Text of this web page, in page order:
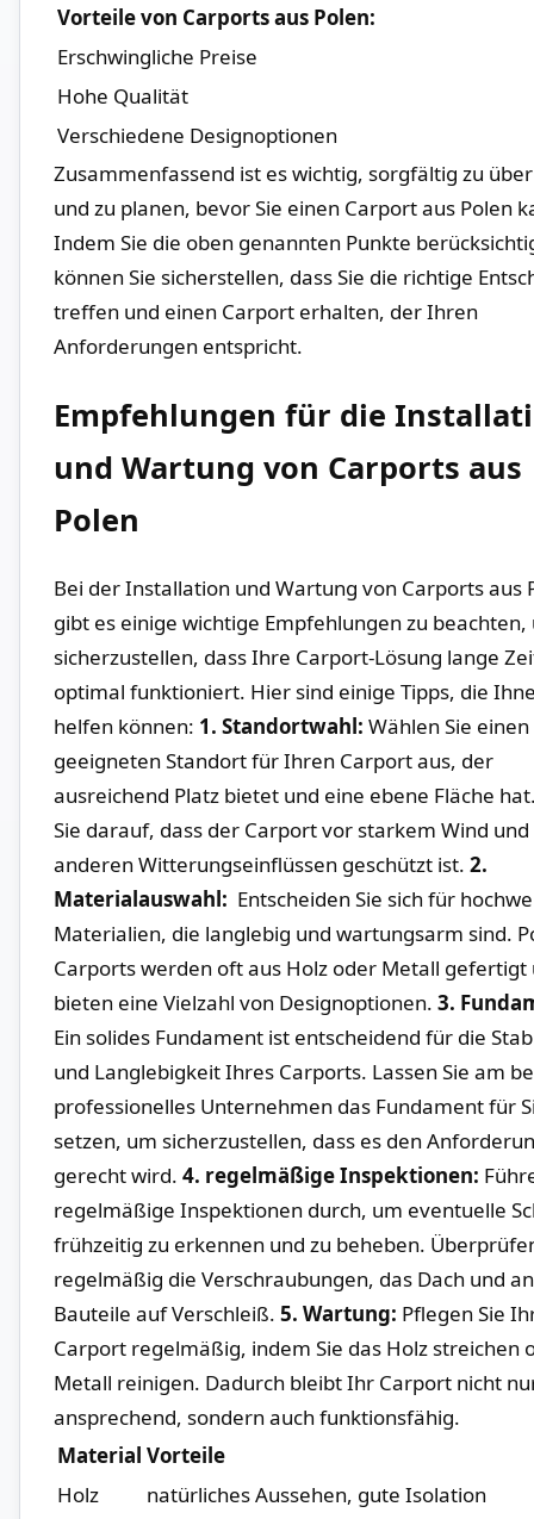
Vorteile von Carports aus Polen:
Erschwingliche Preise
Hohe Qualität
Verschiedene Designoptionen
Zusammenfassend ist ⁣es wichtig, sorgfältig zu
und zu planen, bevor Sie einen Carport ​aus Polen
Indem Sie die oben genannten Punkte
können Sie ‍sicherstellen, dass Sie die richtige
treffen und ⁣einen Carport erhalten, der Ihren
Anforderungen entspricht.
Empfehlungen für die
und Wartung ⁤von Carports aus⁢
Polen
Bei der Installation ⁢und‍ Wartung von Carports ⁣aus
gibt ⁤es einige wichtige Empfehlungen zu beachten,⁢
sicherzustellen, dass Ihre Carport-Lösung lange
optimal funktioniert. Hier sind ⁢einige Tipps, ​die
helfen ⁤können: 1. Standortwahl: ⁣Wählen Sie einen
geeigneten Standort für Ihren Carport aus, der
ausreichend Platz bietet und eine ebene Fläche
‍Sie darauf, ​dass der Carport vor starkem ⁣Wind und
‍anderen ​Witterungseinflüssen geschützt ⁣ist. 2.
⁣Materialauswahl:
Entscheiden Sie⁣ sich⁣ für
Materialien, die langlebig und wartungsarm sind.
Carports werden oft aus Holz oder Metall gefertigt
bieten eine Vielzahl von Designoptionen. 3.
Ein solides Fundament ist entscheidend für die
und Langlebigkeit Ihres Carports. Lassen Sie am
professionelles Unternehmen das Fundament für
setzen, um sicherzustellen, dass es den
gerecht wird. 4. regelmäßige⁤ Inspektionen:
regelmäßige Inspektionen durch, um⁤ eventuelle
frühzeitig zu erkennen und zu beheben.
regelmäßig die Verschraubungen, das Dach und
Bauteile⁣ auf Verschleiß. 5.‌ Wartung: Pflegen Sie
Carport regelmäßig, indem Sie das Holz streichen
Metall reinigen. Dadurch bleibt Ihr Carport nicht
ansprechend,​ sondern auch funktionsfähig.
Material Vorteile
Holz
natürliches ‍Aussehen, gute Isolation